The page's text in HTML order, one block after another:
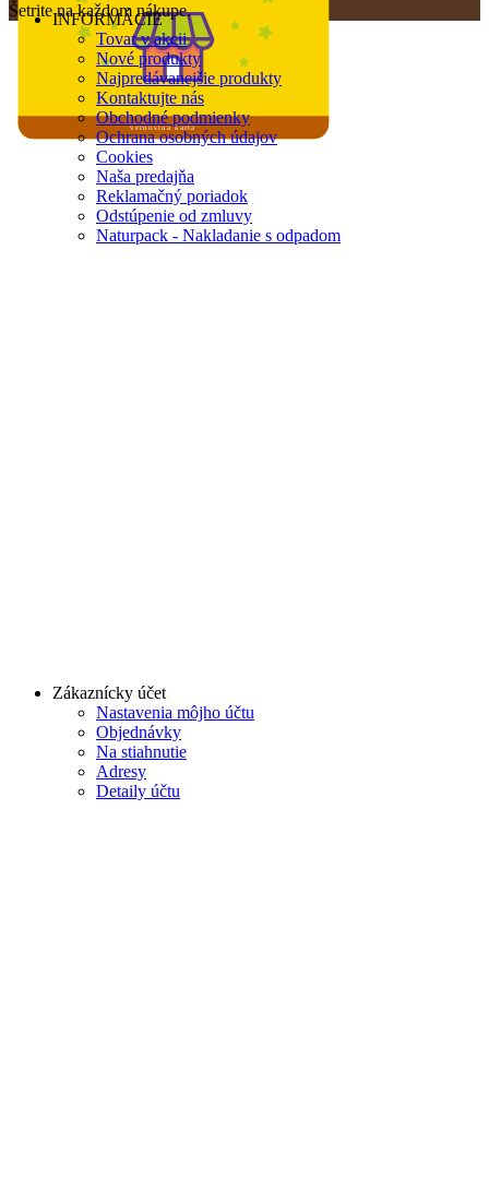
vernostná karta
Šetrite na každom nákupe.
INFORMÁCIE
Tovar v akcii
Nové produkty
Najpredávanejšie produkty
Kontaktujte nás
Obchodné podmienky
Ochrana osobných údajov
Cookies
Naša predajňa
Reklamačný poriadok
Odstúpenie od zmluvy
Naturpack - Nakladanie s odpadom
Zákaznícky účet
Nastavenia môjho účtu
Objednávky
Na stiahnutie
Adresy
Detaily účtu